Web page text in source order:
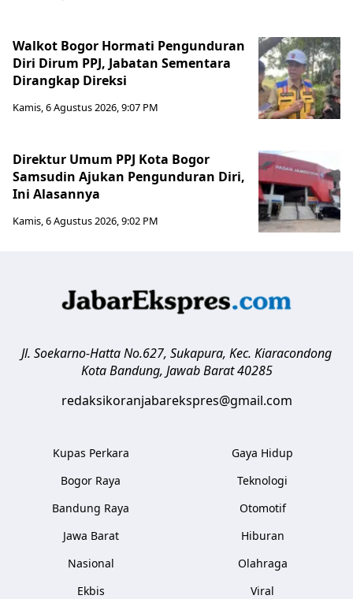
Walkot Bogor Hormati Pengunduran
Diri Dirum PPJ, Jabatan Sementara
Dirangkap Direksi
Kamis, 6 Agustus 2026, 9:07 PM
Direktur Umum PPJ Kota Bogor
Samsudin Ajukan Pengunduran Diri,
Ini Alasannya
Kamis, 6 Agustus 2026, 9:02 PM
Jl. Soekarno-Hatta No.627, Sukapura, Kec. Kiaracondong
Kota Bandung, Jawab Barat 40285
redaksikoranjabarekspres@gmail.com
Kupas Perkara
Bogor Raya
Bandung Raya
Jawa Barat
Nasional
Ekbis
Gaya Hidup
Teknologi
Otomotif
Hiburan
Olahraga
Viral